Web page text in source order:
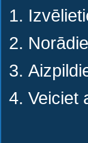
Veiciet